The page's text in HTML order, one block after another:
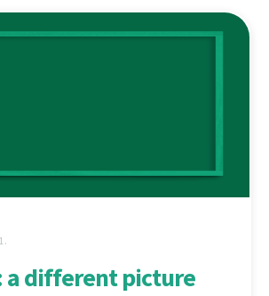
a different picture